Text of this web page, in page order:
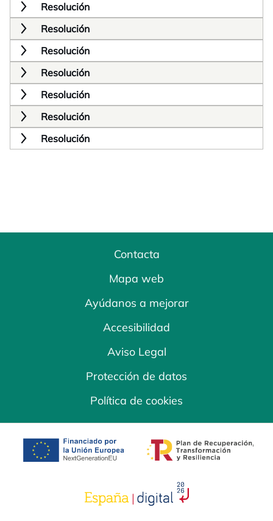
Resolución
Resolución
Resolución
Resolución
Resolución
Resolución
Resolución
Contacta
Mapa web
Ayúdanos a mejorar
Accesibilidad
Aviso Legal
Protección de datos
Política de cookies
se abre en una pestaña nuevase abre en una
se abre en una pestaña